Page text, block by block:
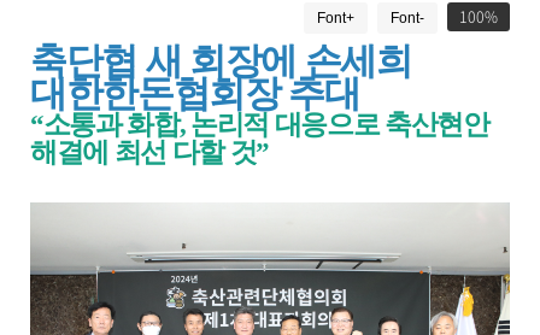
세
보
기
작
성
일
100
Font+ Font-
축단협 새 회장에 손세희
대한한돈협회장 추대
“소통과 화합, 논리적 대응으로 축산현안
해결에 최선 다할 것”